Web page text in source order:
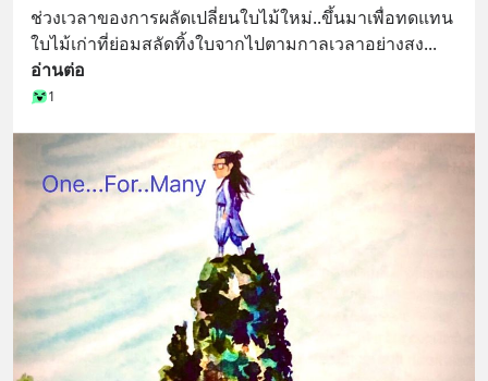
ช่วงเวลาของการผลัดเปลี่ยนใบไม้ใหม่..ขึ้นมาเพื่อทดแทน
ใบไม้เก่าที่ย่อมสลัดทิ้งใบจากไปตามกาลเวลาอย่างสง
อ่านต่อ
1